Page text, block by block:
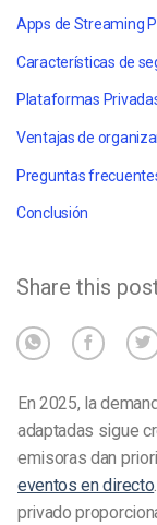
Apps de Streaming
Plataformas
Ventajas de
Preguntas
Conclusión
Share this
En 2025, la
adaptadas sigue
emisoras dan
eventos en directo
privado